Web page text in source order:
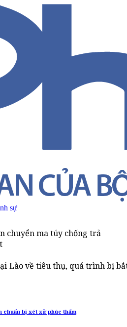
sự
chuyển ma túy chống trả
Lào về tiêu thụ, quá trình bị
chuẩn bị xét xử phúc thẩm